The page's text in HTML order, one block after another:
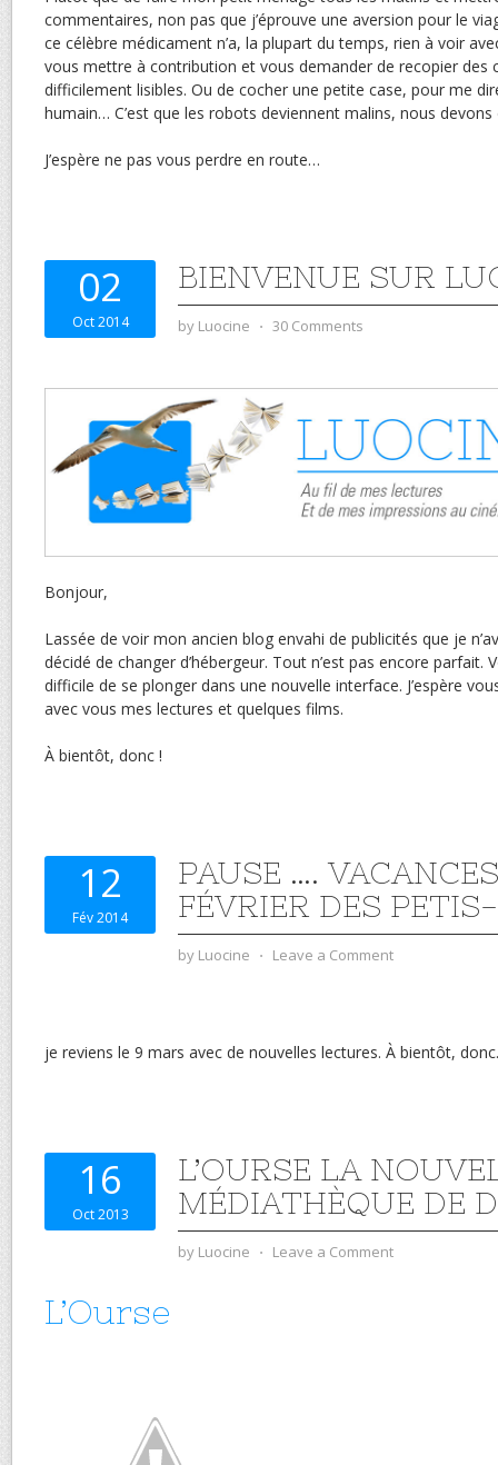
commentaires, non pas que j’éprouve une aversion pour le
ce célèbre médicament n’a, la plupart du temps, rien à voir
vous mettre à contribution et vous demander de recopier des
difficilement lisibles. Ou de cocher une petite case, pour me
humain… C’est que les robots deviennent malins, nous
J’espère ne pas vous perdre en route…
02
Oct 2014
BIENVENUE SUR
by Luocine ⋅ 30 Comments
Bonjour,
Lassée de voir mon ancien blog envahi de publicités que je
décidé de changer d’hébergeur. Tout n’est pas encore parfait.
difficile de se plonger dans une nouvelle interface. J’espère
avec vous mes lectures et quelques films.
À bientôt, donc !
12
Fév 2014
PAUSE ….
FÉVRIER DES
by Luocine ⋅ Leave a Comment
je reviens le 9 mars avec de nouvelles lectures. À bientôt, donc.
16
Oct 2013
L’OURSE LA
MÉDIATHÈQUE DE
by Luocine ⋅ Leave a Comment
L’Ourse